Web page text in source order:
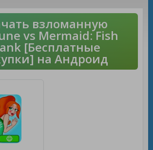
взломанную
vs Mermaid: Fish
[Бесплатные
на Андроид